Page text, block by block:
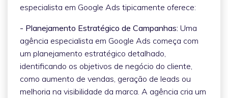
especialista em Google Ads tipicamente oferece:
- Planejamento Estratégico de Campanhas: Uma
agência especialista em Google Ads começa com
um planejamento estratégico detalhado,
identificando os objetivos de negócio do cliente,
como aumento de vendas, geração de leads ou
melhoria na visibilidade da marca. A agência cria um